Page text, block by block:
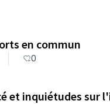
en commun
0
et inquiétudes sur